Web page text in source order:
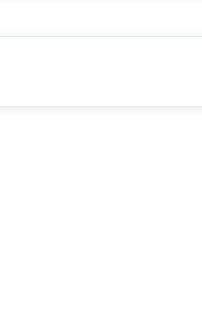
C osou a automatickým koníkem –
navržený tak, aby posunul